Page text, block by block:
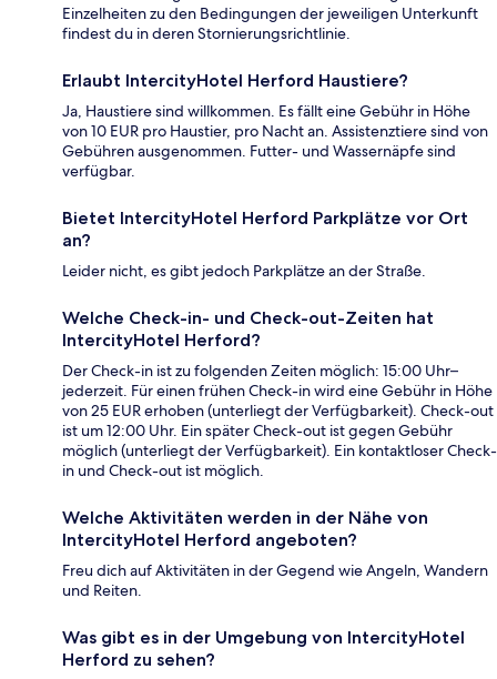
Einzelheiten zu den Bedingungen der jeweiligen Unterkunft
findest du in deren Stornierungsrichtlinie.
Erlaubt IntercityHotel Herford Haustiere?
Ja, Haustiere sind willkommen. Es fällt eine Gebühr in Höhe
von 10 EUR pro Haustier, pro Nacht an. Assistenztiere sind von
Gebühren ausgenommen. Futter- und Wassernäpfe sind
verfügbar.
Bietet IntercityHotel Herford Parkplätze vor Ort
an?
Leider nicht, es gibt jedoch Parkplätze an der Straße.
Welche Check-in- und Check-out-Zeiten hat
IntercityHotel Herford?
Der Check-in ist zu folgenden Zeiten möglich: 15:00 Uhr–
jederzeit. Für einen frühen Check-in wird eine Gebühr in Höhe
von 25 EUR erhoben (unterliegt der Verfügbarkeit). Check-out
ist um 12:00 Uhr. Ein später Check-out ist gegen Gebühr
möglich (unterliegt der Verfügbarkeit). Ein kontaktloser Check-
in und Check-out ist möglich.
Welche Aktivitäten werden in der Nähe von
IntercityHotel Herford angeboten?
Freu dich auf Aktivitäten in der Gegend wie Angeln, Wandern
und Reiten.
Was gibt es in der Umgebung von IntercityHotel
Herford zu sehen?